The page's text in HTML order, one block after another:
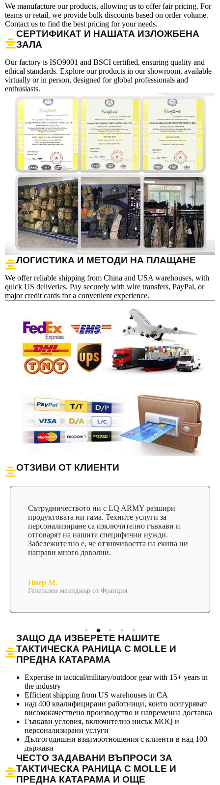
We manufacture our products, allowing us to offer fair pricing. For
teams or retail, we provide bulk discounts based on order volume.
Contact us to find the best pricing for your needs.
СЕРТИФИКАТ И НАШАТА ИЗЛОЖБЕНА
ЗАЛА
Our factory is ISO9001 and BSCI certified, ensuring quality and
ethical standards. Explore our products in our showroom, available
virtually or in person, designed for global professionals and
enthusiasts.
ЛОГИСТИКА И МЕТОДИ НА ПЛАЩАНЕ
We offer reliable shipping from China and USA warehouses, with
quick US deliveries. Pay securely with wire transfers, PayPal, or
major credit cards for a convenient experience.
ОТЗИВИ ОТ КЛИЕНТИ
Сътрудничеството ни с LQ ARMY разшири
продуктовата ни гама. Техните услуги за
персонализиране са изключително гъвкави и
отговарят на нашите специфични нужди.
Забележително е, че отзивчивостта на екипа ни
направи много доволни.
Пиер М.
Генерален мениджър от Франция
ЗАЩО ДА ИЗБЕРЕТЕ НАШИТЕ
ТАКТИЧЕСКА РАНИЦА С MOLLE И
ПРЕДНА КАТАРАМА
Expertise in tactical/military/outdoor gear with 15+ years in
the industry
Efficient shipping from US warehouses in CA
над 400 квалифицирани работници, които осигуряват
висококачествено производство и навременна доставка
Гъвкави условия, включително нисък MOQ и
персонализирани услуги
Дългогодишни взаимоотношения с клиенти в над 100
държави
ЧЕСТО ЗАДАВАНИ ВЪПРОСИ ЗА
ТАКТИЧЕСКА РАНИЦА С MOLLE И
ПРЕДНА КАТАРАМА И ОЩЕ